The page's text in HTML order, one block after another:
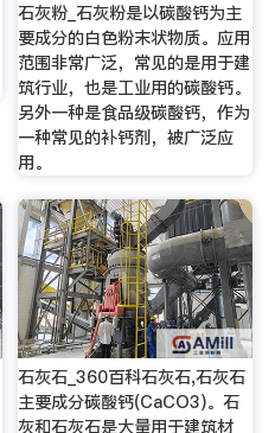
石灰粉_石灰粉是以碳酸钙为主
要成分的白色粉末状物质。应用
范围非常广泛，常见的是用于建
筑行业，也是工业用的碳酸钙。
另外一种是食品级碳酸钙，作为
一种常见的补钙剂，被广泛应
用。
石灰石_360百科石灰石,石灰石
主要成分碳酸钙(CaCO3)。石
灰和石灰石是大量用于建筑材